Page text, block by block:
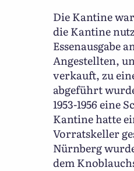
Die Kantine
die Kantine
Essenausgabe
Angestellten,
verkauft, zu
abgeführt
1953-1956 eine
Kantine hatte
Vorratskeller
Nürnberg
dem